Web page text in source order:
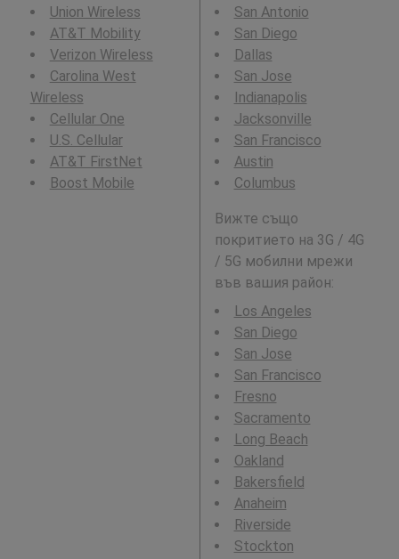
Union Wireless
AT&T Mobility
Verizon Wireless
Carolina West
Wireless
Cellular One
U.S. Cellular
AT&T FirstNet
Boost Mobile
San Antonio
San Diego
Dallas
San Jose
Indianapolis
Jacksonville
San Francisco
Austin
Columbus
Вижте също
покритието на 3G / 4G
/ 5G мобилни мрежи
във вашия район:
Los Angeles
San Diego
San Jose
San Francisco
Fresno
Sacramento
Long Beach
Oakland
Bakersfield
Anaheim
Riverside
Stockton